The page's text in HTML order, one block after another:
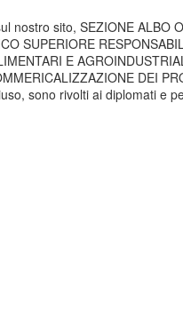
nostro sito, SEZIONE ALBO
SUPERIORE
E
DEI
sono rivolti ai diplomati e